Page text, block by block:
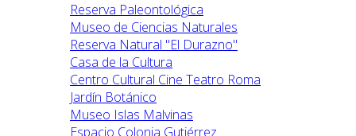
Reserva Paleontológica
Museo de Ciencias Naturales
Reserva Natural "El Durazno"
Casa de la Cultura
Centro Cultural Cine Teatro Roma
Jardín Botánico
Museo Islas Malvinas
Espacio Colonia Gutiérrez